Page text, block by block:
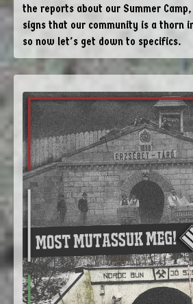
the reports about our Summer
signs that our community is a thorn
so now let's get down to specifics.